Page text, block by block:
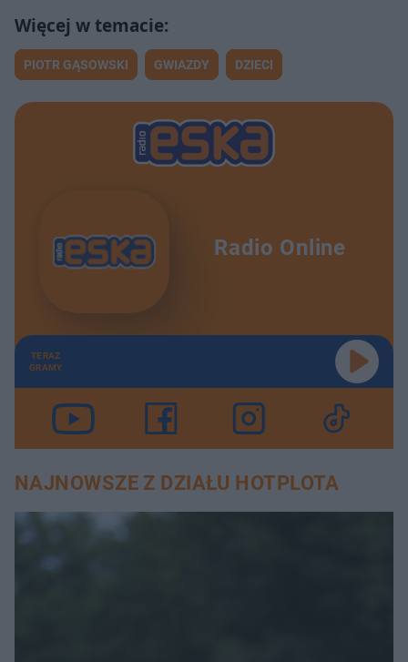
PIOTR GĄSOWSKI GWIAZDY DZIECI
Radio Online
TERAZ
GRAMY
NAJNOWSZE Z DZIAŁU HOTPLOTA